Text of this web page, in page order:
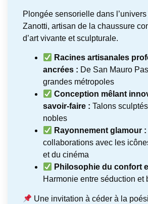
Plongée sensorielle dans
Zanotti, artisan de la chaussure
d’art vivante et sculpturale.
Racines artisanales
ancrées : De San Mauro
grandes métropoles
Conception mêlant
savoir-faire : Talons
nobles
Rayonnement glamour :
collaborations avec les
et du cinéma
Philosophie du confort
Harmonie entre séduction et
Une invitation à céder à la